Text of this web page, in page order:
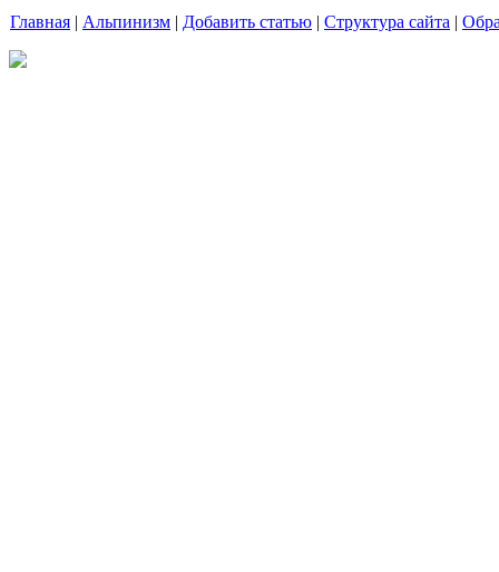
Главная | Альпинизм | Добавить статью | Структура сайта |